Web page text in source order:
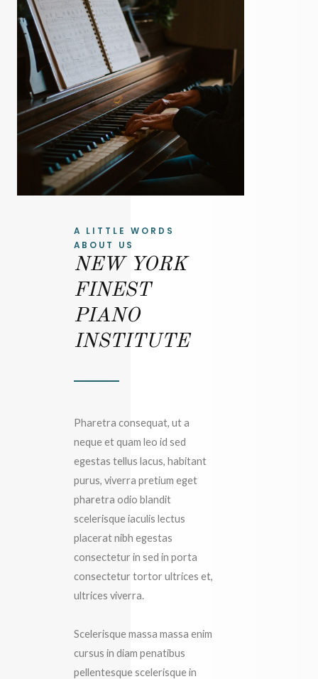
A LITTLE WORDS
ABOUT US
NEW YORK
FINEST
PIANO
INSTITUTE
Pharetra consequat, ut a
neque et quam leo id sed
egestas tellus lacus, habitant
purus, viverra pretium eget
pharetra odio blandit
scelerisque iaculis lectus
placerat nibh egestas
consectetur in sed in porta
consectetur tortor ultrices et,
ultrices viverra.
Scelerisque massa massa enim
cursus in diam penatibus
pellentesque scelerisque in